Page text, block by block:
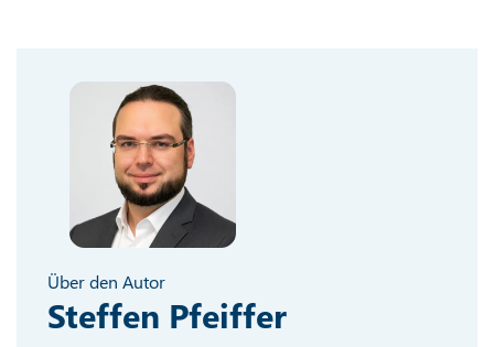
Über den Autor
Steffen Pfeiffer